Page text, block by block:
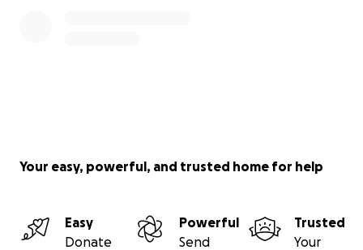
Your easy, powerful, and trusted home for help
Easy
Donate
Powerful
Send
Trusted
Your